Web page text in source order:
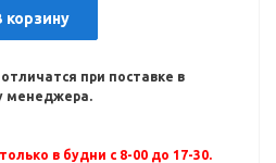
корзину
при поставке в
менеджера.
в будни с 8-00 до 17-30.